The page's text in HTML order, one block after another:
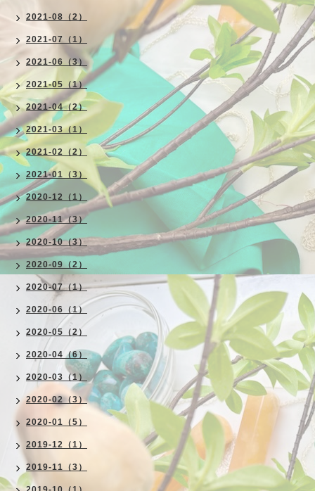
2021-08（2）
2021-07（1）
2021-06（3）
2021-05（1）
2021-04（2）
2021-03（1）
2021-02（2）
2021-01（3）
2020-12（1）
2020-11（3）
2020-10（3）
2020-09（2）
2020-07（1）
2020-06（1）
2020-05（2）
2020-04（6）
2020-03（1）
2020-02（3）
2020-01（5）
2019-12（1）
2019-11（3）